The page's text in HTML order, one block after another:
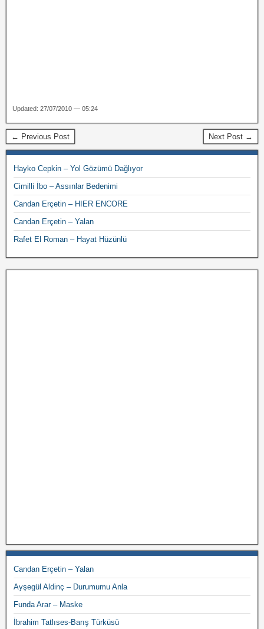
Updated: 27/07/2010 — 05:24
← Previous Post Next Post →
Hayko Cepkin – Yol Gözümü Dağlıyor
Cimilli İbo – Assınlar Bedenimi
Candan Erçetin – HIER ENCORE
Candan Erçetin – Yalan
Rafet El Roman – Hayat Hüzünlü
Candan Erçetin – Yalan
Ayşegül Aldinç – Durumumu Anla
Funda Arar – Maske
İbrahim Tatlıses-Barış Türküsü